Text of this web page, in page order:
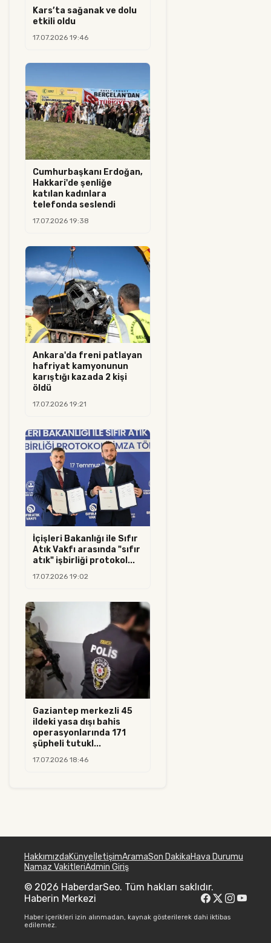
Kars’ta sağanak ve dolu
etkili oldu
17.07.2026 19:46
Cumhurbaşkanı Erdoğan,
Hakkari'de şenliğe
katılan kadınlara
telefonda seslendi
17.07.2026 19:38
Ankara'da freni patlayan
hafriyat kamyonunun
karıştığı kazada 2 kişi
öldü
17.07.2026 19:21
İçişleri Bakanlığı ile Sıfır
Atık Vakfı arasında "sıfır
atık" işbirliği protokol...
17.07.2026 19:02
Gaziantep merkezli 45
ildeki yasa dışı bahis
operasyonlarında 171
şüpheli tutukl...
17.07.2026 18:46
HakkımızdaKünyeİletişimAramaSon DakikaHava Durumu
Namaz VakitleriAdmin Giriş
© 2026 HaberdarSeo. Tüm hakları saklıdır.
Haberin Merkezi
Haber içerikleri izin alınmadan, kaynak gösterilerek dahi iktibas
edilemez.